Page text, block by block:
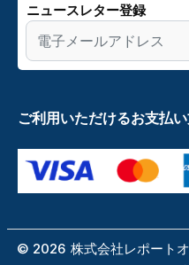
ニュースレター登録
ご利用いただけるお支払い
© 2026 株式会社レポート